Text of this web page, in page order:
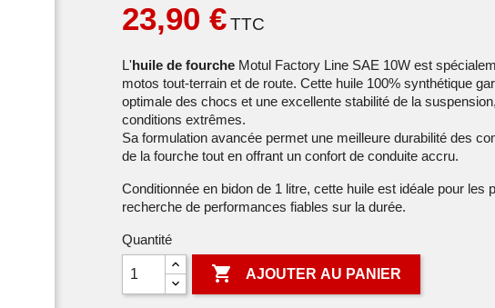
23,90 €TTC
L'huile de fourche Motul Factory Line SAE 10W est
motos tout-terrain et de route. Cette huile 100% synthétique
optimale des chocs et une excellente stabilité de la
conditions extrêmes.
Sa formulation avancée permet une meilleure durabilité des
de la fourche tout en offrant un confort de conduite accru.
Conditionnée en bidon de 1 litre, cette huile est idéale pour les
recherche de performances fiables sur la durée.
Quantité
 AJOUTER AU PANIER